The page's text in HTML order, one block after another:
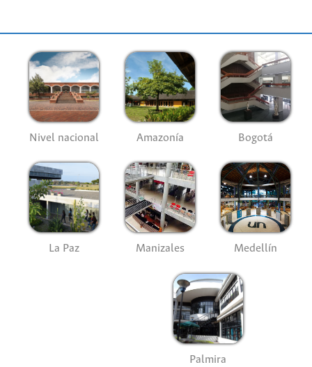
Nivel nacional Amazonía Bogotá
La Paz Manizales Medellín
Palmira